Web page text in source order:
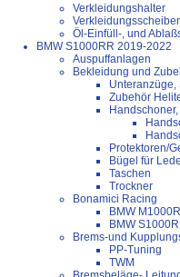
Verkleidungshalter
Öl-Einfüll-, und
BMW S1000RR 2019-2022
Auspuffanlagen
Bekleidung und
Unteranzüge,
Zubehör
Protektoren/
Bügel für
Taschen
Trockner
Bonamici Racing
BMW
BMW
Brems-und
PP-Tuning
TWM